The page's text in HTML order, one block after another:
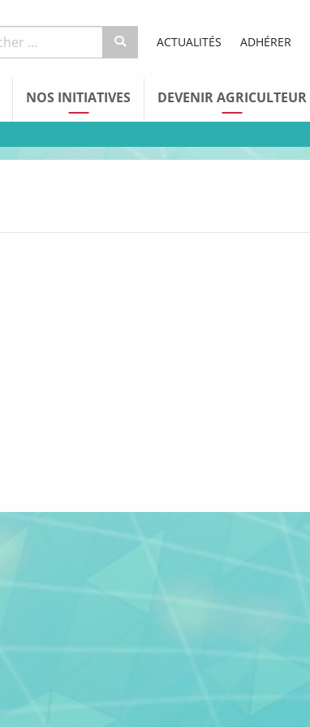
ACTUALITÉS ADHÉRER
NOS INITIATIVES DEVENIR AGRICULTEUR